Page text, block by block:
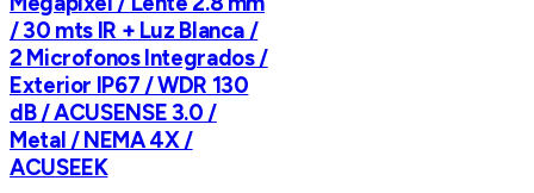
/ 30 mts IR + Luz Blanca /
2 Microfonos Integrados /
Exterior IP67 / WDR 130
dB / ACUSENSE 3.0 /
Metal / NEMA 4X /
ACUSEEK